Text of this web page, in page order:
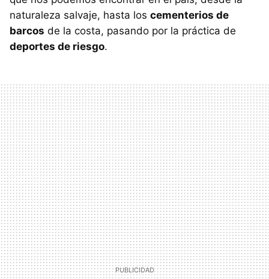
naturaleza salvaje, hasta los cementerios de
barcos de la costa, pasando por la práctica de
deportes de riesgo.